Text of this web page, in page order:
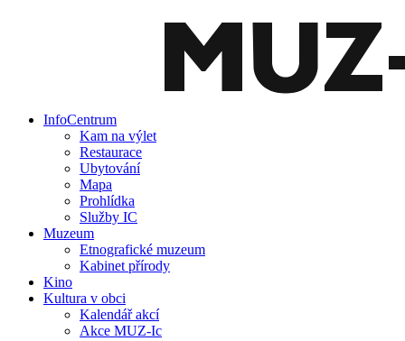
InfoCentrum
Kam na výlet
Restaurace
Ubytování
Mapa
Prohlídka
Služby IC
Muzeum
Etnografické muzeum
Kabinet přírody
Kino
Kultura v obci
Kalendář akcí
Akce MUZ-Ic​